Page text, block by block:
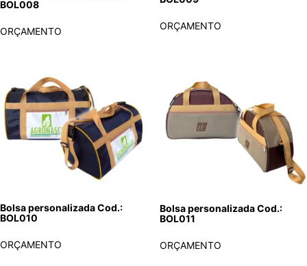
BOL008
ORÇAMENTO ORÇAMENTO
Bolsa personalizada Cod.:
BOL010
ORÇAMENTO
Bolsa personalizada Cod.:
BOL011
ORÇAMENTO